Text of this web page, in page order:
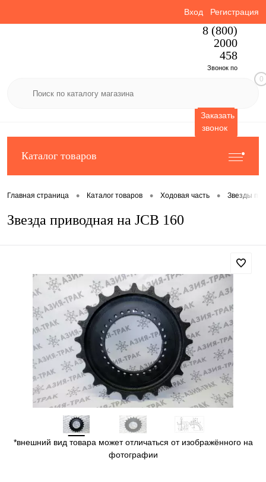
Вход Регистрация
8 (800)
2000
458
Звонок по
Заказать
звонок
0
Каталог товаров
Главная страница • Каталог товаров • Ходовая часть • Звезды
Звезда приводная на JCB 160
*внешний вид товара может отличаться от изображённого на
фотографии